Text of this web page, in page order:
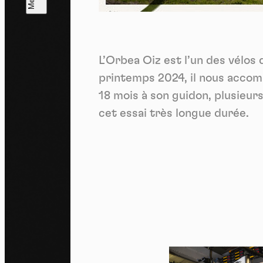
L’Orbea Oiz est l’un des
printemps 2024, il nous
18 mois à son guidon,
cet essai très longue durée.